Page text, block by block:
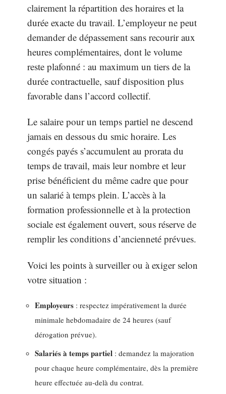
clairement la répartition des horaires et la
durée exacte du travail. L’employeur ne peut
demander de dépassement sans recourir aux
heures complémentaires, dont le volume
reste plafonné : au maximum un tiers de la
durée contractuelle, sauf disposition plus
favorable dans l’accord collectif.
Le salaire pour un temps partiel ne descend
jamais en dessous du smic horaire. Les
congés payés s’accumulent au prorata du
temps de travail, mais leur nombre et leur
prise bénéficient du même cadre que pour
un salarié à temps plein. L’accès à la
formation professionnelle et à la protection
sociale est également ouvert, sous réserve de
remplir les conditions d’ancienneté prévues.
Voici les points à surveiller ou à exiger selon
votre situation :
Employeurs : respectez impérativement la durée
minimale hebdomadaire de 24 heures (sauf
dérogation prévue).
Salariés à temps partiel : demandez la majoration
pour chaque heure complémentaire, dès la première
heure effectuée au-delà du contrat.